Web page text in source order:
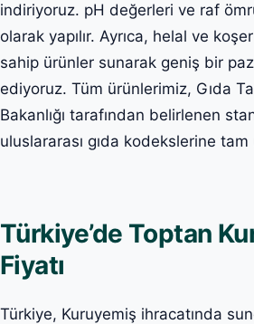
indiriyoruz. pH değerleri ve raf
olarak yapılır. Ayrıca, helal ve
sahip ürünler sunarak geniş bir
ediyoruz. Tüm ürünlerimiz, Gıda
Bakanlığı tarafından belirlenen
uluslararası gıda kodekslerine
Türkiye’de Toptan
Fiyatı
Türkiye, Kuruyemiş ihracatında